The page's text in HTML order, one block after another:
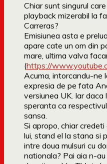
Chiar sunt singurul
playback mizerabil la
Carreras?
Emisiunea asta e
apare cate un om din
mare, ultima valva
(https://
Acuma, intorcandu-ne
expresia de pe fata
versiunea UK. Iar
speranta ca
sansa.
Si apropo, chiar
lui, stand el la stana si
intre doua mulsuri cu
nationala? Pai aia n-